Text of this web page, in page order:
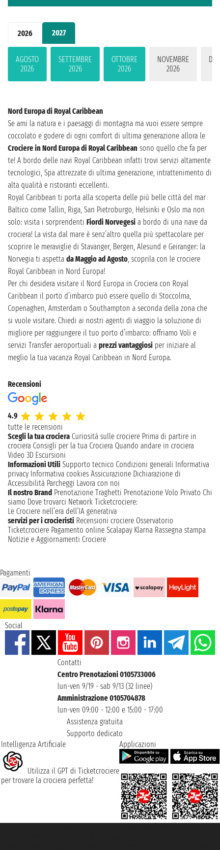
2026 2027
AGOSTO
2026
SETTEMBRE
2026
OTTOBRE
2026
NOVEMBRE
2026
Nord Europa di Royal Caribbean
Se ami la natura e i paesaggi di montagna ma vuoi essere sempre
coccolato e godere di ogni comfort di ultima generazione allora le
Crociere in Nord Europa di Royal Caribbean sono quello che fa per
te! A bordo delle navi Royal Caribbean infatti trovi servizi altamente
tecnologici, Spa attrezzate di ultima generazione, intrattenimento di
alta qualità e ristoranti eccellenti.
Royal Caribbean ti porta alla scoperta delle più belle città del mar
Baltico come Tallin, Riga, San Pietroburgo, Helsinki e Oslo ma non
solo: visita i sorprendenti Fiordi Norvegesi a bordo di una nave da
crociera! La vista dal mare è senz’altro quella più spettacolare per
scoprire le meraviglie di Stavanger, Bergen, Alesund e Geiranger: la
Norvegia ti aspetta da Maggio ad Agosto, scoprila con le crociere
Royal Caribbean in Nord Europa!
Per chi desidera visitare il Nord Europa in Crociera con Royal
Caribbean il porto d’imbarco può essere quello di Stoccolma,
Copenaghen, Amsterdam o Southampton a seconda della zona che
si vuole visitare. Chiedi ai nostri agenti di viaggio la soluzione di
migliore per raggiungere il tuo porto d’imbarco: offriamo Voli e
servizi Transfer aeroportuali a prezzi vantaggiosi per iniziare al
meglio la tua vacanza Royal Caribbean in Nord Europa.
Recensioni
4.9
tutte le recensioni
Scegli la tua crociera Curiosità sulle crociere Prima di partire in
crociera Consigli per la tua Crociera Quando andare in crociera
Video 3D Escursioni
Informazioni Utili Supporto tecnico Condizioni generali Informativa
privacy Informativa cookies Assicurazione Dichiarazione di
Accessibilità Parcheggi Lavora con noi
Il nostro Brand Prenotazione Traghetti Prenotazione Volo Privato Chi
siamo Dove trovarci Network Ticketcrociere:
Le Crociere nell’era dell’IA generativa
servizi per i crocieristi Recensioni crociere Osservatorio
Ticketcrociere Pagamento online Scalapay Klarna Rassegna stampa
Notizie e Aggiornamenti Crociere
Pagamenti
Social
Contatti
Centro Prenotazioni 0105733006
lun-ven 9/19 - sab 9/13 (32 linee)
Amministrazione 0105704878
lun-ven 09:00 - 12:00 e 15:00 - 17:00
Assistenza gratuita
Supporto dedicato
Intelligenza Artificiale
Utilizza il GPT di Ticketcrociere
per trovare la crociera perfetta!
Applicazioni